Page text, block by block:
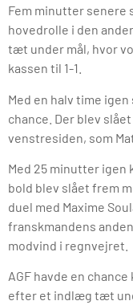
Fem minutter senere
hovedrolle i den
tæt under mål, hvor
kassen til 1-1.
Med en halv time
chance. Der blev
venstresiden, som
Med 25 minutter igen
bold blev slået frem
duel med Maxime
franskmandens
modvind i regnvejret.
AGF havde en
efter et indlæg tæt